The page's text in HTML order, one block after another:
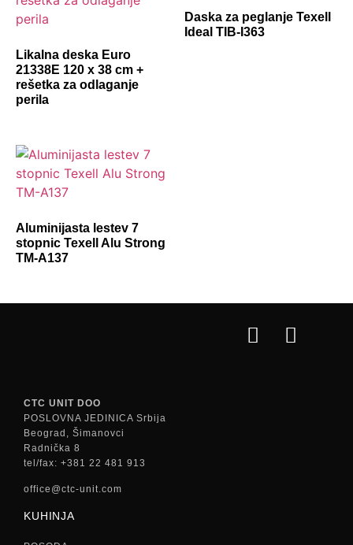
Likalna deska Euro
21338E 120 x 38 cm +
rešetka za odlaganje
perila
Daska za peglanje Texell
Ideal TIB-I363
Aluminijasta lestev 7
stopnic Texell Alu Strong
TM-A137
CTC UNIT DOO
POSLOVNA JEDINICA Srbija
Beograd, Šimanovci
Radnička 8
tel/fax: +381 22 481 913
office@ctc-unit.com
KUHINJA